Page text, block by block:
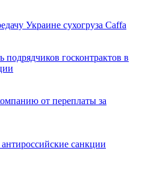
Украине сухогруза Caffa
госконтрактов в
от переплаты за
санкции